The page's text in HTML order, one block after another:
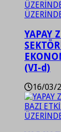
YAPAY
(VI-d)
16/03/